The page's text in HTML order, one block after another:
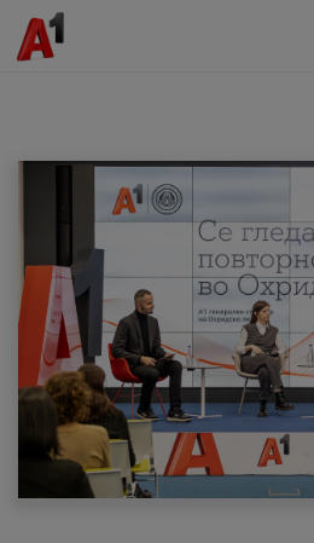
МК SQ
Приватни Деловни
Поддршка
Надополни кредит